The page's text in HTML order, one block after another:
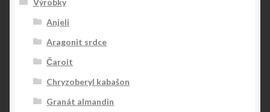
Výrobky
Anjeli
Aragonit srdce
Čaroit
Chryzoberyl kabašon
Granát almandin